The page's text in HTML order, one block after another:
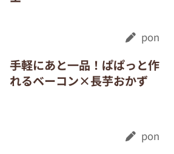
pon
手軽にあと一品！ぱぱっと作
れるベーコン×長芋おかず
pon